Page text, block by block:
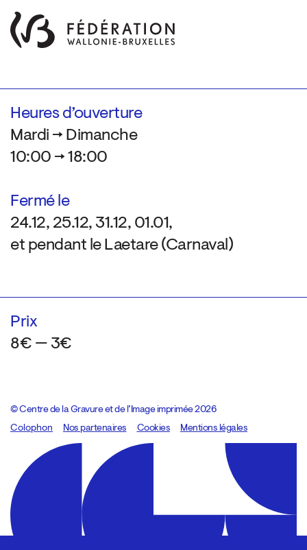
Heures d’ouverture
Mardi → Dimanche
10:00 → 18:00
Fermé le
24.12, 25.12, 31.12, 01.01,
et pendant le Laetare (Carnaval)
Prix
8€ — 3€
© Centre de la Gravure et de l’Image imprimée 2026
Colophon
Design:Marcel Kaczmarek, code:8080.studio
Nos partenaires Cookies Mentions légales